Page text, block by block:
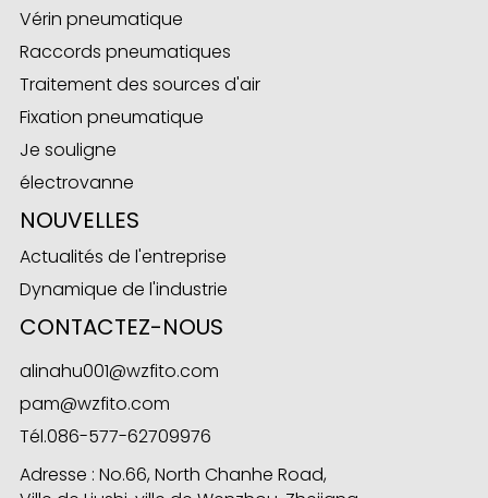
Vérin pneumatique
Raccords pneumatiques
Traitement des sources d'air
Fixation pneumatique
Je souligne
électrovanne
NOUVELLES
Actualités de l'entreprise
Dynamique de l'industrie
CONTACTEZ-NOUS
alinahu001@wzfito.com
pam@wzfito.com
Tél.086-577-62709976
Adresse : No.66, North Chanhe Road,